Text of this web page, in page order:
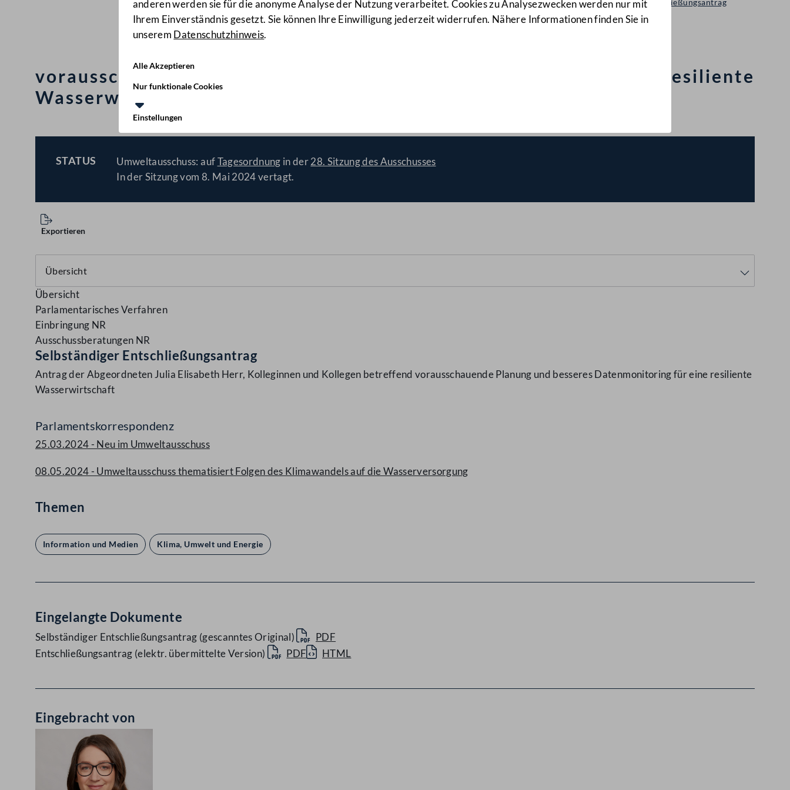
anderen werden sie für die anonyme Analyse der Nutzung verarbeitet. Cookies zu Analysezwecken werden nur mit
Ihrem Einverständnis gesetzt. Sie können Ihre Einwilligung jederzeit widerrufen. Nähere Informationen finden Sie in
unserem Datenschutzhinweis.
Alle Akzeptieren
Nur funktionale Cookies
Einstellungen
Selbständiger Entschließungsantrag
3986/A(E)
vorausschauende Planung und besseres Datenmonitoring für eine resiliente
Wasserwirtschaft
STATUS
BESCHLOSSEN
Umweltausschuss: aufTagesordnung in der28. Sitzung des Ausschusses
In der Sitzung vom 8. Mai 2024 vertagt.
Exportieren
Übersicht
Parlamentarisches Verfahren
Einbringung NR
Ausschussberatungen NR
Selbständiger Entschließungsantrag
Antrag der Abgeordneten Julia Elisabeth Herr, Kolleginnen und Kollegen betreffend vorausschauende Planung und besseres Datenmonitoring für eine resiliente
Wasserwirtschaft
Parlamentskorrespondenz
25.03.2024 - Neu im Umweltausschuss
08.05.2024 - Umweltausschuss thematisiert Folgen des Klimawandels auf die Wasserversorgung
Themen
Information und Medien Klima, Umwelt und Energie
Eingelangte Dokumente
Selbständiger Entschließungsantrag (gescanntes Original)
PDF
Entschließungsantrag (elektr. übermittelte Version)
PDF HTML
Eingebracht von